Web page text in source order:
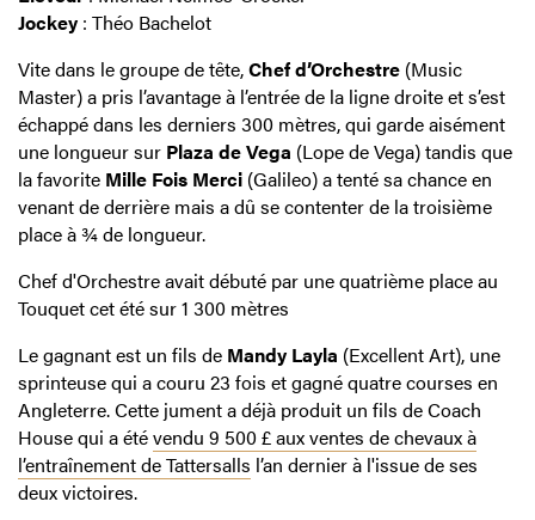
Jockey : Théo Bachelot
Vite dans le groupe de tête,Chef d’Orchestre (Music
Master) a pris l’avantage à l’entrée de la ligne droite et s’est
échappé dans les derniers 300 mètres, qui garde aisément
une longueur sur Plaza de Vega (Lope de Vega) tandis que
la favorite Mille Fois Merci (Galileo) a tenté sa chance en
venant de derrière mais a dû se contenter de la troisième
place à ¾ de longueur.
Chef d'Orchestre avait débuté par une quatrième place au
Touquet cet été sur 1 300 mètres
Le gagnant est un fils de Mandy Layla (Excellent Art), une
sprinteuse qui a couru 23 fois et gagné quatre courses en
Angleterre. Cette jument a déjà produit un fils de Coach
House qui a étévendu 9 500 £ aux ventes de chevaux à
l’entraînement de Tattersalls l’an dernier à l'issue de ses
deux victoires.